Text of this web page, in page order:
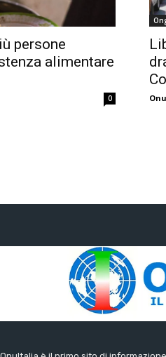
persone
alimentare
0